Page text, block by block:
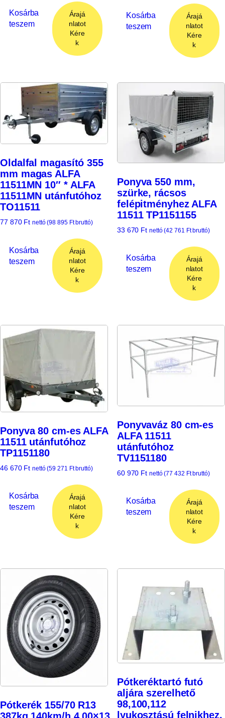
Kosárba
teszem
Árajá
nlatot
Kére
k
Kosárba
teszem
Árajá
nlatot
Kére
k
Oldalfal magasító 355
mm magas ALFA
11511MN 10″ * ALFA
11511MN utánfutóhoz
TO11511
77 870 Ft nettó (98 895 Ftbruttó)
Kosárba
teszem
Árajá
nlatot
Kére
k
Ponyva 550 mm,
szürke, rácsos
felépitményhez ALFA
11511 TP1151155
33 670 Ft nettó (42 761 Ftbruttó)
Kosárba
teszem
Árajá
nlatot
Kére
k
Ponyva 80 cm-es ALFA
11511 utánfutóhoz
TP1151180
46 670 Ft nettó (59 271 Ftbruttó)
Kosárba
teszem
Árajá
nlatot
Kére
k
Ponyvaváz 80 cm-es
ALFA 11511
utánfutóhoz
TV1151180
60 970 Ft nettó (77 432 Ftbruttó)
Kosárba
teszem
Árajá
nlatot
Kére
k
Pótkerék 155/70 R13
Pótkeréktartó futó
aljára szerelhető
98,100,112
lyukosztású felnikhez.